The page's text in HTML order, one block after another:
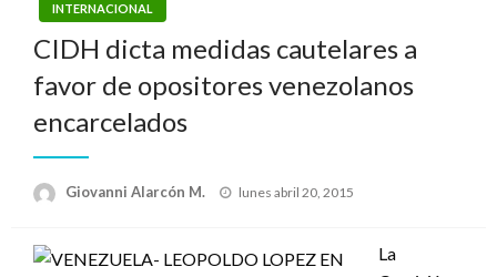
INTERNACIONAL
CIDH dicta medidas cautelares a
favor de opositores venezolanos
encarcelados
Giovanni Alarcón M.
Publicado
lunes abril 20, 2015
La